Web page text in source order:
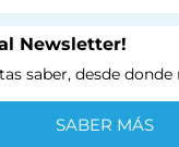
Newsletter!
saber, desde donde
SABER MÁS